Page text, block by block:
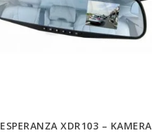
ESPERANZA XDR103 – KAMERA